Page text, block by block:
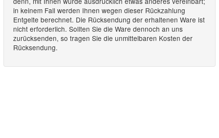
in keinem Fall werden Ihnen wegen dieser Rückzahlung
Entgelte berechnet. Die Rücksendung der erhaltenen Ware ist
nicht erforderlich. Sollten Sie die Ware dennoch an uns
zurücksenden, so tragen Sie die unmittelbaren Kosten der
Rücksendung.